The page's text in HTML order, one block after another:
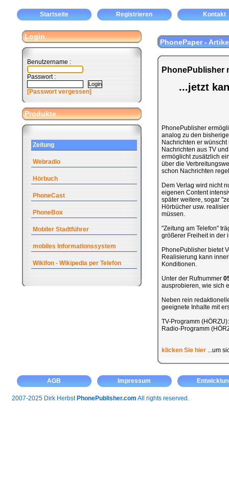
Startseite Registrieren Kontakt
Login
Benutzername :
Passwort :
[Passwort vergessen]
Produkte
Zeitung
Webradio
Hörbuch
PhoneCast
PhoneBox
Mobiler Stadtführer
mobiles Informationssystem
Wikifon - Wikipedia per Telefon
PhonePaper -
PhonePublisher
...jetzt
PhonePublisher
analog zu den
Nachrichten er
Nachrichten aus TV
ermöglicht zusätzlich
über die
schon Nachrichten
Dem Verlag wird nicht
eigenen Content
später weitere, sogar
Hörbücher usw.
müssen.
"Zeitung am Telefon"
größerer Freiheit in der
PhonePublisher bietet
Realisierung kann
Konditionen.
Unter der Rufnummer
ausprobieren, wie sich
Neben rein
geeignete Inhalte mit
TV-Programm
Radio-Programm
klicken Sie hier...um
AGB Impressum
2007-2025 Dirk Herbst PhonePublisher.com All rights reserved.